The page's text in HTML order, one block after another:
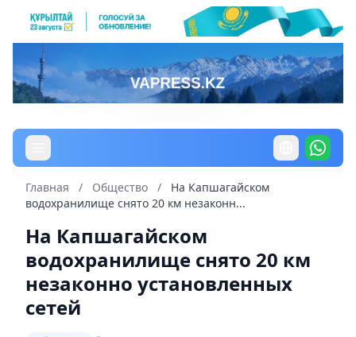
Главная / Общество /
На Капшагайском
водохранилище снято 20 км незаконн...
На Капшагайском
водохранилище снято 20 км
незаконно установленных
сетей